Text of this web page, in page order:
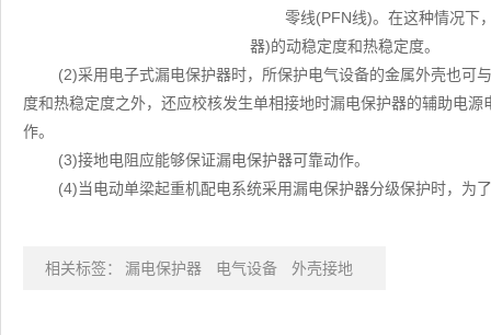
零线(PFN线)。在这种情况下
器)的动稳定度和热稳定度。
(2)采用电子式漏电保护器时，所保护电气设备的金属外壳也可
度和热稳定度之外，还应校核发生单相接地时漏电保护器的辅助电
作。
(3)接地电阻应能够保证漏电保护器可靠动作。
(4)当电动单梁起重机配电系统采用漏电保护器分级保护时，为
相关标签： 漏电保护器 电气设备 外壳接地